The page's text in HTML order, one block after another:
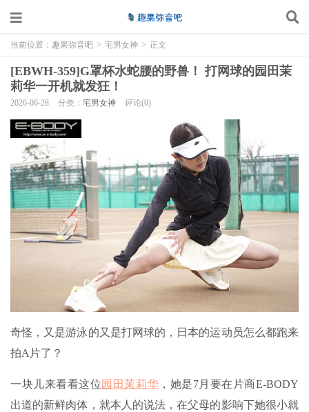
当前位置： 趣果弥音吧 > 宅男女神 > 正文
[EBWH-359]G罩杯水蛇腰的野兽！ 打网球的园田茉
莉华一开机就发狂！
2026-06-28 分类： 宅男女神 评论(0)
奇怪，又是游泳的又是打网球的，日本的运动员怎么都跑来
拍A片了？
一块儿来看看这位园田茉莉华 ，她是7月要在片商E-BODY
出道的新鲜肉体，就本人的说法，在父母的影响下她很小就